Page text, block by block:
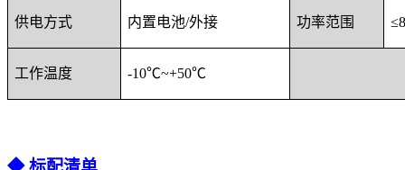
供电方式 内置电池/外接 功率范围
工作温度 -10℃~+50℃